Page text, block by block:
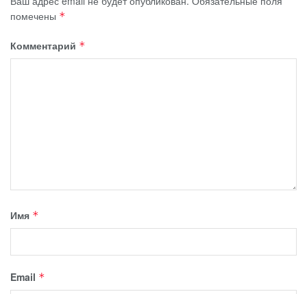
помечены *
Комментарий *
Имя *
Email *